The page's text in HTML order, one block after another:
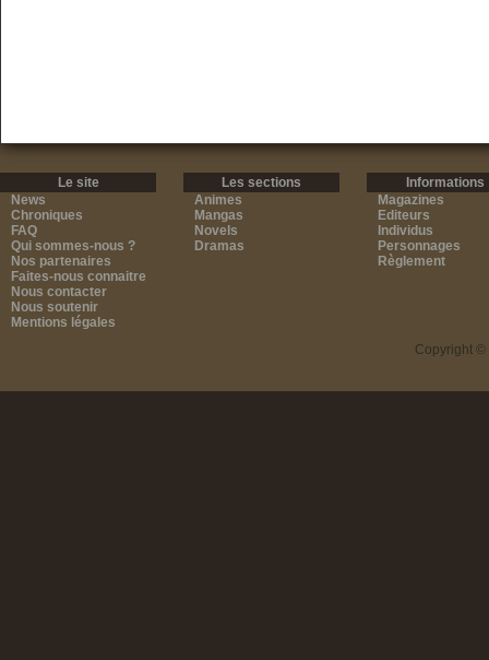
Le site
News
Chroniques
FAQ
Qui sommes-nous ?
Nos partenaires
Faites-nous connaitre
Nous contacter
Nous soutenir
Mentions légales
Les sections
Animes
Mangas
Novels
Dramas
Informations
Magazines
Editeurs
Individus
Personnages
Règlement
Copyright ©